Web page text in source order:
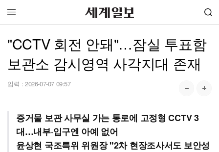
"CCTV 회전 안돼"…잠실 투표함
보관소 감시영역 사각지대 존재
입력 : 2026-07-07 09:57
증거물 보관 사무실 가는 통로에 고정형 CCTV 3
대…내부·입구엔 아예 없어
윤상현 국조특위 위원장 "2차 현장조사서도 보안성